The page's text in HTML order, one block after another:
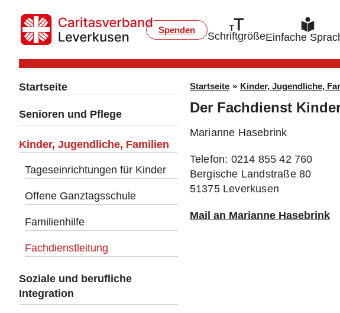
Spenden
SchriftgrößeEinfache
Startseite
Senioren und Pflege
Kinder, Jugendliche, Familien
Tageseinrichtungen für Kinder
Offene Ganztagsschule
Familienhilfe
Fachdienstleitung
Soziale und berufliche
Integration
Startseite » Kinder, Jugendliche,
Der Fachdienst
Marianne Hasebrink
Telefon: 0214 855 42 760
Bergische Landstraße 80
51375 Leverkusen
Mail an Marianne Hasebrink